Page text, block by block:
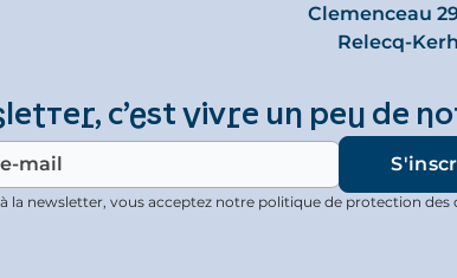
Clemenceau
Relecq-
c’est vivre un peu de
la newsletter, vous acceptez notre politique de protection des